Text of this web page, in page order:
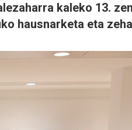
kaleko 13.
hausnarketa eta